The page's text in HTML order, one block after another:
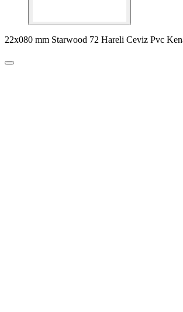
22x080 mm Starwood 72 Hareli Ceviz Pvc